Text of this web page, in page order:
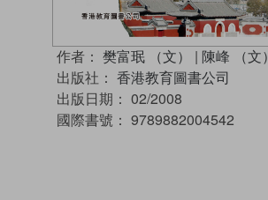
作者： 樊富珉 （文） | 陳峰 （文）
出版社： 香港教育圖書公司
出版日期： 02/2008
國際書號： 9789882004542